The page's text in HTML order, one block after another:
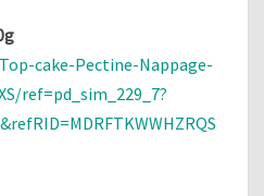
cake-Pectine-Nappage-
ref=pd_sim_229_7?